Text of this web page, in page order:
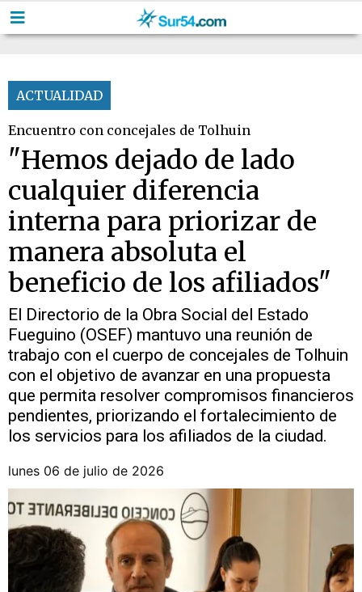
ACTUALIDAD
Encuentro con concejales de Tolhuin
"Hemos dejado de lado
cualquier diferencia
interna para priorizar de
manera absoluta el
beneficio de los afiliados"
El Directorio de la Obra Social del Estado
Fueguino (OSEF) mantuvo una reunión de
trabajo con el cuerpo de concejales de Tolhuin
con el objetivo de avanzar en una propuesta
que permita resolver compromisos financieros
pendientes, priorizando el fortalecimiento de
los servicios para los afiliados de la ciudad.
lunes 06 de julio de 2026